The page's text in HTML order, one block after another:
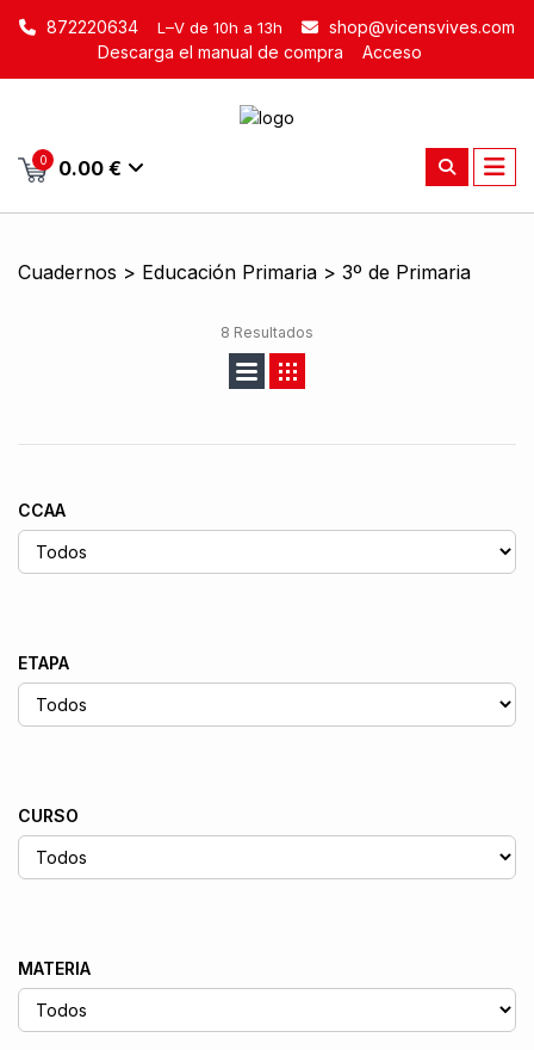
872220634 L–V de 10h a 13h
shop@vicensvives.com
Descarga el manual de compra
Acceso
0 0.00 €
Cuadernos > Educación Primaria > 3º de Primaria
8 Resultados
CCAA
ETAPA
CURSO
MATERIA